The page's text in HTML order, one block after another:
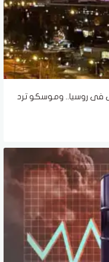
فى روسيا.. وموسكو ترد